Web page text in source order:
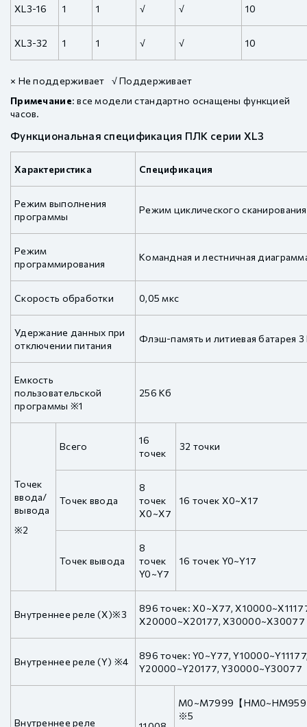
XL3-16 1 1 √ √ 10
XL3-32 1 1 √ √ 10
× Не поддерживает √ Поддерживает
Примечание: все модели стандартно оснащены функцией
часов.
Функциональная спецификация ПЛК серии XL3
Характеристика Спецификация
Режим выполнения
программы
Режим циклического сканирования
Режим
программирования
Командная и лестничная
Скорость обработки 0,05 мкс
Удержание данных при
отключении питания
Флэш-память и литиевая батарея 3
Емкость
пользовательской
программы ※1
256 Кб
Точек
ввода/
вывода
※2
Всего
16
точек
32 точки
Точек ввода
8
точек
X0~X7
16 точек X0~X17
Точек вывода
8
точек
Y0~Y7
16 точек Y0~Y17
Внутреннее реле (X)※3
896 точек: X0~X77,
X20000~X20177, X30000~X30077
Внутреннее реле (Y) ※4
896 точек: Y0~Y77,
Y20000~Y20177, Y30000~Y30077
Внутреннее реле
M0~M7999【
※5